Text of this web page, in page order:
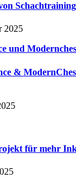
2025
&
für mehr